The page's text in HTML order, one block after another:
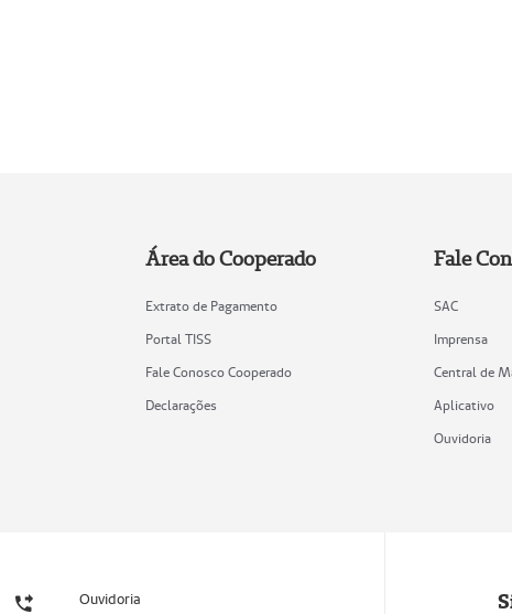
Área do Cooperado
Extrato de Pagamento
Portal TISS
Fale Conosco Cooperado
Declarações
Fale
SAC
Imprensa
Central de
Aplicativo
Ouvidoria
Ouvidoria